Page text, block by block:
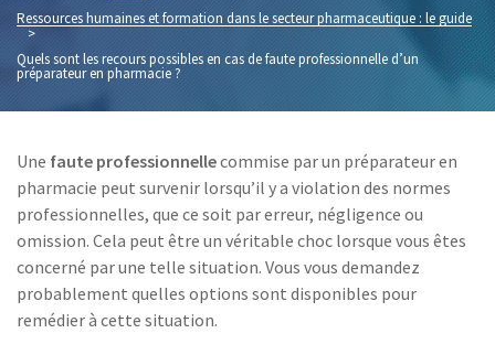
Ressources humaines et formation dans le secteur pharmaceutique : le guide
>
Quels sont les recours possibles en cas de faute professionnelle d’un
préparateur en pharmacie ?
Une faute professionnellecommise par un préparateur en
pharmacie peut survenir lorsqu’il y a violation des normes
professionnelles, que ce soit par erreur, négligence ou
omission. Cela peut être un véritable choc lorsque vous êtes
concerné par une telle situation. Vous vous demandez
probablement quelles options sont disponibles pour
remédier à cette situation.